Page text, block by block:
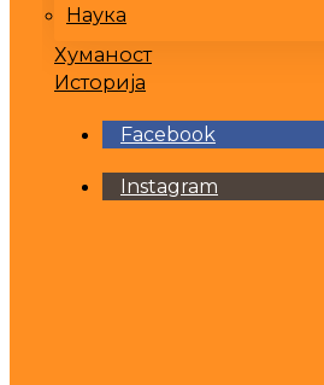
Наука
Хуманост
Историја
Facebook
Instagram